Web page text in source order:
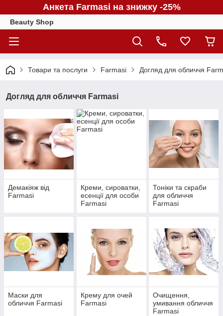
Анкета Farmasi на знижку -25%
Beauty Shop
Товари та послуги Farmasi Догляд для обличчя
Догляд для обличчя Farmasi
Демакіяж від
Farmasi
Креми, сироватки,
есенції для особи
Farmasi
Тоніки та скраби
для обличчя
Farmasi
Маски для
обличчя Farmasi
Крему для очей
Farmasi
Очищення,
умивання обличчя
Farmasi